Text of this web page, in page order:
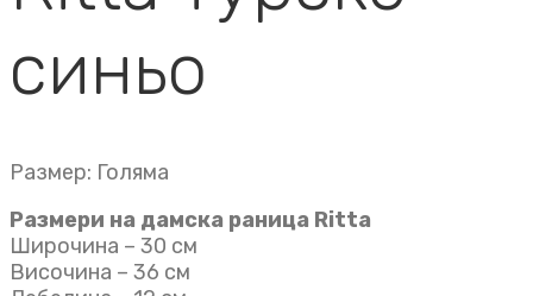
синьо
Размер: Голяма
Размери на дамска раница Ritta
Широчина – 30 см
Височина – 36 см